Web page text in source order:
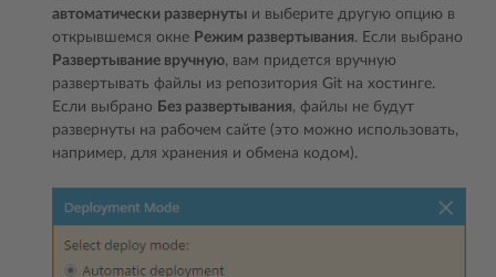
автоматически развернуты и выберите другую опцию в
открывшемся окне Режим развертывания. Если выбрано
Развертывание вручную, вам придется вручную
развертывать файлы из репозитория Git на хостинге.
Если выбрано Без развертывания, файлы не будут
развернуты на рабочем сайте (это можно использовать,
например, для хранения и обмена кодом).